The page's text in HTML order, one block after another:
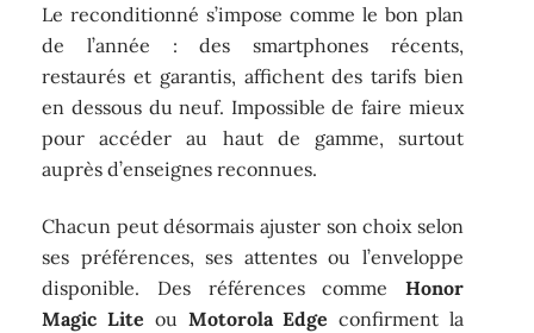
Le reconditionné s’impose comme le bon plan
de l’année : des smartphones récents,
restaurés et garantis, affichent des tarifs bien
en dessous du neuf. Impossible de faire mieux
pour accéder au haut de gamme, surtout
auprès d’enseignes reconnues.
Chacun peut désormais ajuster son choix selon
ses préférences, ses attentes ou l’enveloppe
disponible. Des références comme Honor
Magic Lite ou Motorola Edge confirment la